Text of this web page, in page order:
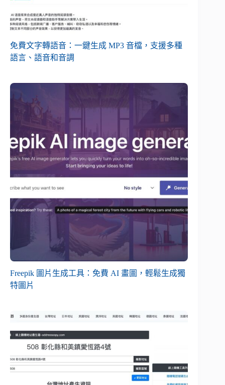
免費文字轉語音：一鍵生成 MP3 音檔，支援多種
語言、語音和音調
Freepik 圖片生成工具：免費 AI 畫圖，輕鬆生成獨
特圖片